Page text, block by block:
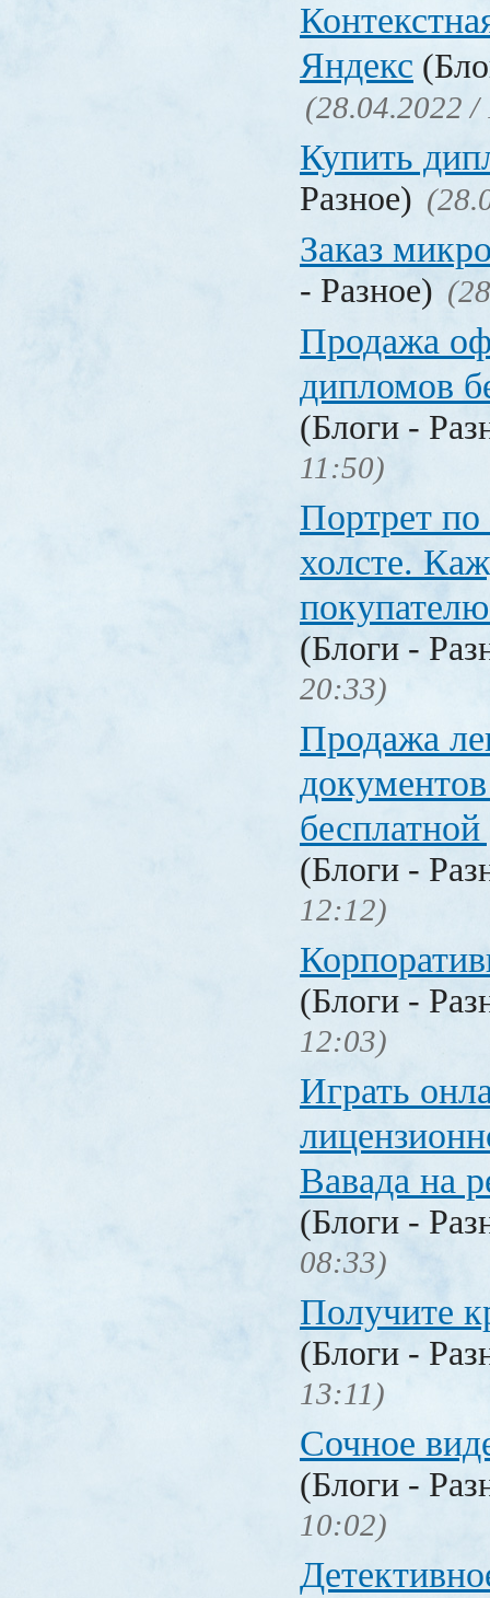
Яндекс
(28.04.2022 /
Купить
Разное)
Заказ
- Разное)
Продажа
дипломов
(Блоги -
11:50)
Портрет
холсте.
(Блоги -
20:33)
Продажа
(Блоги -
12:12)
(Блоги -
12:03)
Играть
Вавада на
(Блоги -
08:33)
Получите
(Блоги -
13:11)
Сочное
(Блоги -
10:02)